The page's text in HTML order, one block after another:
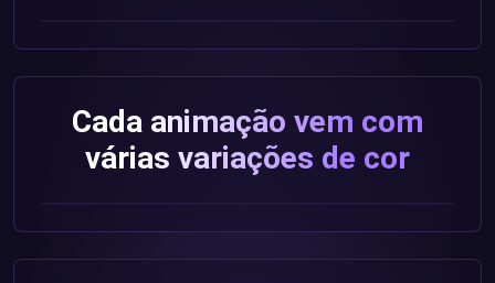
Cada animação vem com
várias variações de cor